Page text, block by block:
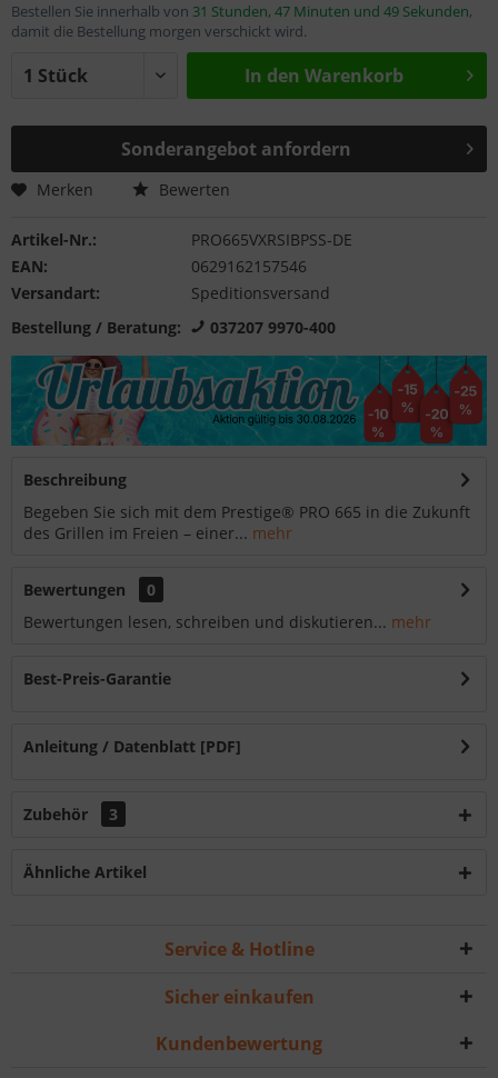
Bestellen Sie innerhalb von 31 Stunden, 47 Minuten und 49 Sekunden,
damit die Bestellung morgen verschickt wird.
In den Warenkorb
Sonderangebot anfordern
Merken Bewerten
Artikel-Nr.:
PRO665VXRSIBPSS-DE
EAN:
0629162157546
Versandart:
Speditionsversand
Bestellung / Beratung:
037207 9970-400
Beschreibung
Begeben Sie sich mit dem Prestige® PRO 665 in die Zukunft
des Grillen im Freien – einer... mehr
Bewertungen
0
Bewertungen lesen, schreiben und diskutieren... mehr
Best-Preis-Garantie
Anleitung / Datenblatt [PDF]
Zubehör 3
Ähnliche Artikel
Service & Hotline
Sicher einkaufen
Kundenbewertung